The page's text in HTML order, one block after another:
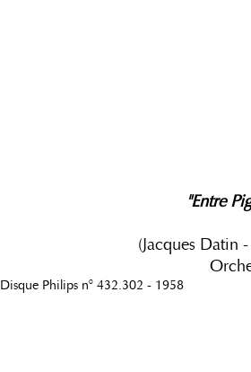
"Entre
(Jacques Datin
Disque Philips n° 432.302 - 1958